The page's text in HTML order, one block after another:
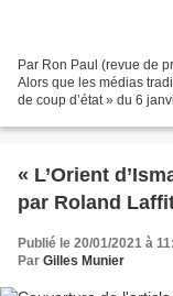
Par Ron Paul (revue de
Alors que les médias
de coup d’état » du 6
« L’Orient
par Roland
Publié le 20/01/2021 à
Par Gilles Munier